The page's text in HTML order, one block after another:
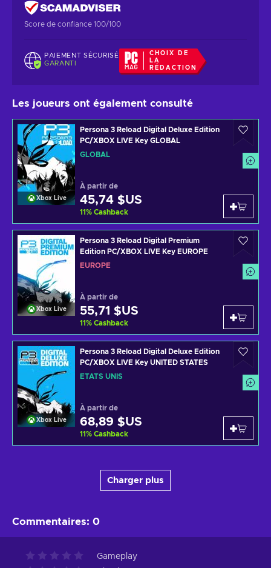
Score de confiance 100/100
PAIEMENT SÉCURISÉ
GARANTI
CHOIX DE
LA
RÉDACTION
Les joueurs ont également consulté
Xbox Live
Persona 3 Reload Digital Deluxe Edition
PC/XBOX LIVE Key GLOBAL
GLOBAL
À partir de
45,74 $US
11% Cashback
Xbox Live
Persona 3 Reload Digital Premium
Edition PC/XBOX LIVE Key EUROPE
EUROPE
À partir de
55,71 $US
11% Cashback
Xbox Live
Persona 3 Reload Digital Deluxe Edition
PC/XBOX LIVE Key UNITED STATES
ÉTATS UNIS
À partir de
68,89 $US
11% Cashback
Charger plus
Commentaires: 0
Gameplay